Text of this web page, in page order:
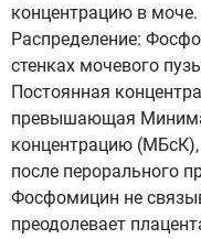
концентрацию в моче.
Распределение:
стенках мочевого
Постоянная
превышающая
концентрацию (МБсК),
после перорального
Фосфомицин не
преодолевает